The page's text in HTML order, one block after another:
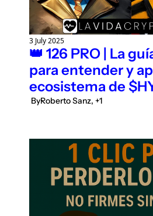
3 July 2025
👑 126 PRO | La
para entender y
ecosistema de
ByRoberto Sanz, +1